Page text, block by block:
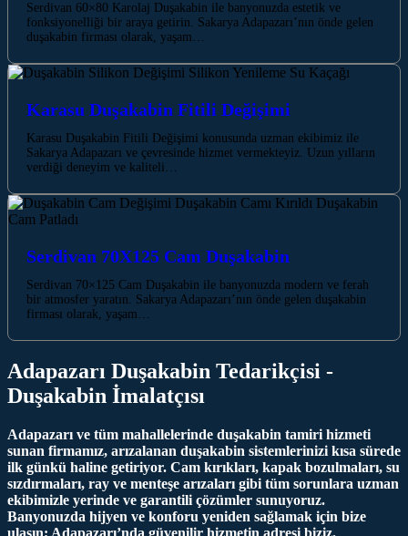
Serdivan 60×80 Karolaj Duşakabin ile banyonuzda estetik ve
fonksiyonelliği bir araya getirin. Sakarya Adapazarı’nın önde gelen
duşakabin firması olarak, yaşam…
Karasu Duşakabin Fitili Değişimi
Karasu Duşakabin Fitili Değişimi konusunda uzman ekibimiz ile
Sakarya Adapazarı ve çevresinde hizmet vermekteyiz. Uzun yılların
verdiği deneyim ve kaliteli…
Serdivan 70X125 Cam Duşakabin
Serdivan 70×125 Cam Duşakabin ile banyonuzda modern ve ferah
bir atmosfer yaratın. Sakarya Adapazarı’nın önde gelen duşakabin
firması olarak, yaşam…
Adapazarı Duşakabin Tedarikçisi -
Duşakabin İmalatçısı
Adapazarı ve tüm mahallelerinde duşakabin tamiri hizmeti
sunan firmamız, arızalanan duşakabin sistemlerinizi kısa sürede
ilk günkü haline getiriyor. Cam kırıkları, kapak bozulmaları, su
sızdırmaları, ray ve menteşe arızaları gibi tüm sorunlara uzman
ekibimizle yerinde ve garantili çözümler sunuyoruz.
Banyonuzda hijyen ve konforu yeniden sağlamak için bize